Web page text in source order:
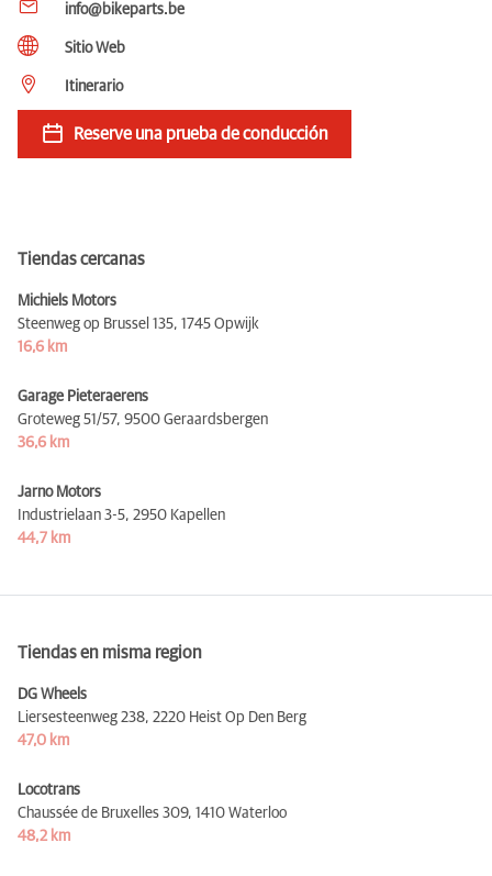
info@bikeparts.be
Sitio Web
Itinerario
Reserve una prueba de conducción
Tiendas cercanas
Michiels Motors
Steenweg op Brussel 135, 1745 Opwijk
16,6 km
Garage Pieteraerens
Groteweg 51/57, 9500 Geraardsbergen
36,6 km
Jarno Motors
Industrielaan 3-5, 2950 Kapellen
44,7 km
Tiendas en misma region
DG Wheels
Liersesteenweg 238, 2220 Heist Op Den Berg
47,0 km
Locotrans
Chaussée de Bruxelles 309, 1410 Waterloo
48,2 km